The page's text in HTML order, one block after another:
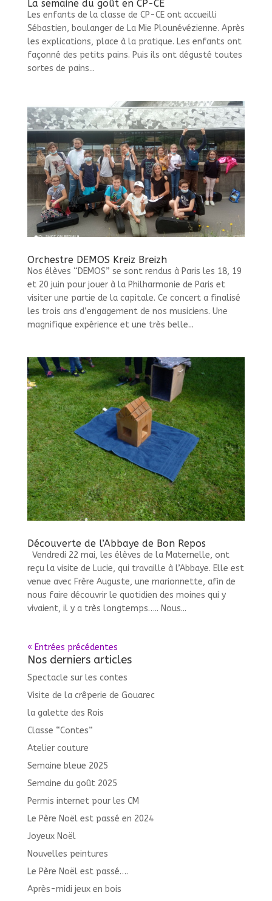
La semaine du goût en CP-CE
Les enfants de la classe de CP-CE ont accueilli
Sébastien, boulanger de La Mie Plounévézienne. Après
les explications, place à la pratique. Les enfants ont
façonné des petits pains. Puis ils ont dégusté toutes
sortes de pains...
Orchestre DEMOS Kreiz Breizh
Nos élèves “DEMOS” se sont rendus à Paris les 18, 19
et 20 juin pour jouer à la Philharmonie de Paris et
visiter une partie de la capitale. Ce concert a finalisé
les trois ans d’engagement de nos musiciens. Une
magnifique expérience et une très belle...
Découverte de l’Abbaye de Bon Repos
Vendredi 22 mai, les élèves de la Maternelle, ont
reçu la visite de Lucie, qui travaille à l’Abbaye. Elle est
venue avec Frère Auguste, une marionnette, afin de
nous faire découvrir le quotidien des moines qui y
vivaient, il y a très longtemps….. Nous...
« Entrées précédentes
Nos derniers articles
Spectacle sur les contes
Visite de la crêperie de Gouarec
la galette des Rois
Classe “Contes”
Atelier couture
Semaine bleue 2025
Semaine du goût 2025
Permis internet pour les CM
Le Père Noël est passé en 2024
Joyeux Noël
Nouvelles peintures
Le Père Noël est passé….
Après-midi jeux en bois